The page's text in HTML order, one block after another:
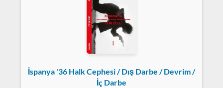
İspanya '36 Halk Cephesi / Dış Darbe / Devrim /
İç Darbe